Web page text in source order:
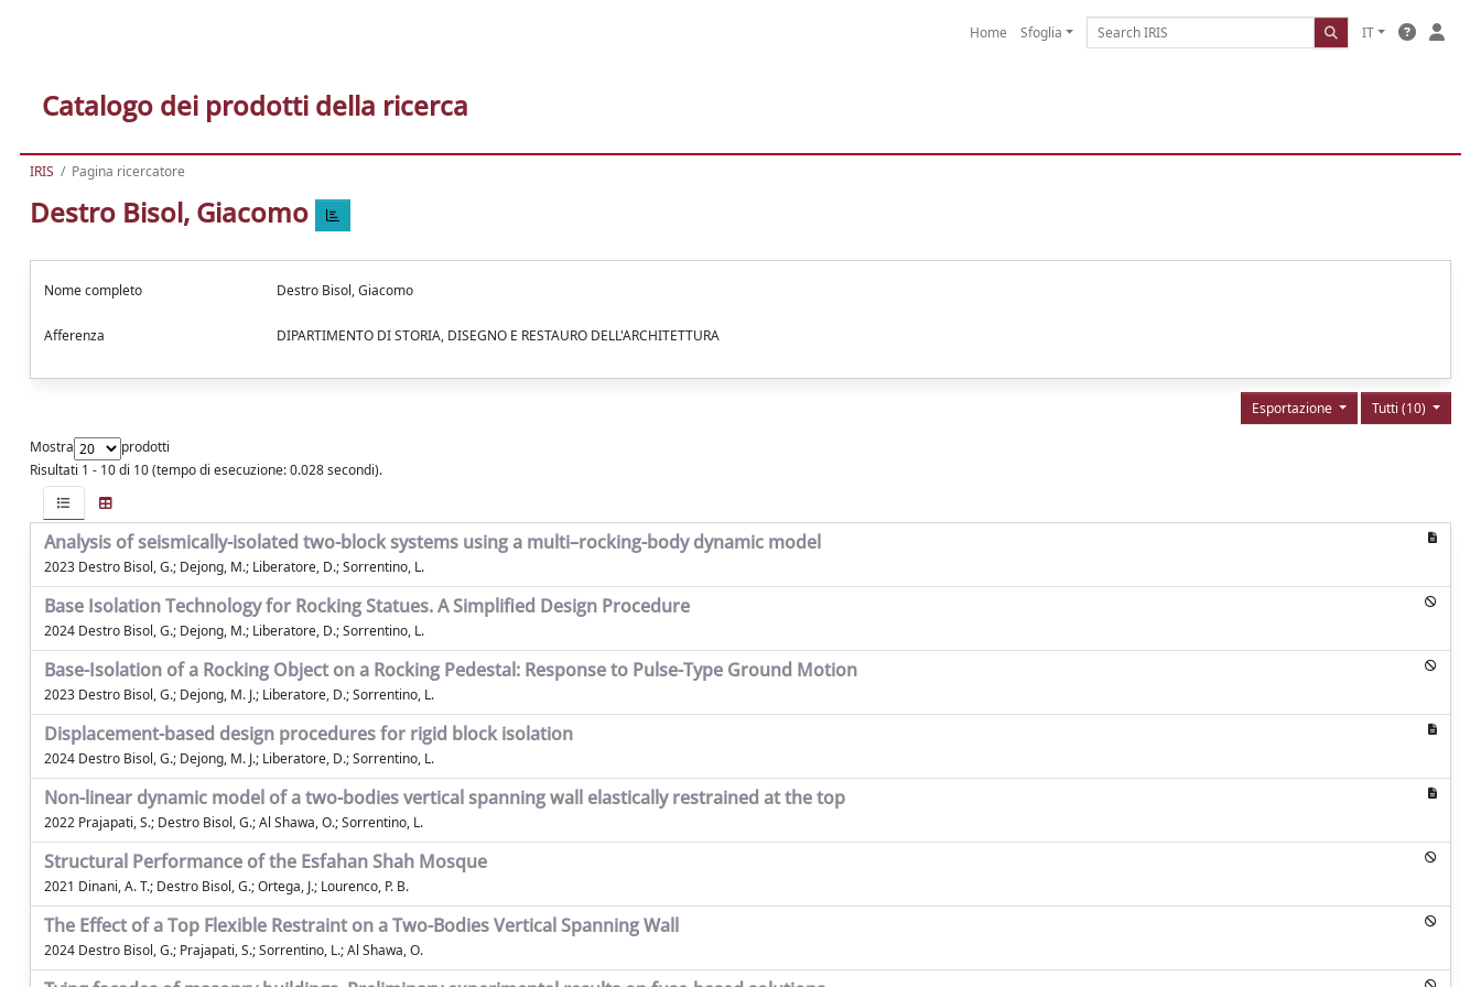
Home Sfoglia IT
Catalogo dei prodotti della ricerca
IRIS Pagina ricercatore
Destro Bisol, Giacomo
Nome completo Destro Bisol, Giacomo
Afferenza DIPARTIMENTO DI STORIA, DISEGNO E RESTAURO DELL'ARCHITETTURA
Tutti (10)
Esportazione
Mostra
prodotti
Risultati 1 - 10 di 10 (tempo di esecuzione: 0.028 secondi).
Analysis of seismically-isolated two-block systems using a multi–rocking-body dynamic model
2023 Destro Bisol, G.; Dejong, M.; Liberatore, D.; Sorrentino, L.
Base Isolation Technology for Rocking Statues. A Simplified Design Procedure
2024 Destro Bisol, G.; Dejong, M.; Liberatore, D.; Sorrentino, L.
Base-Isolation of a Rocking Object on a Rocking Pedestal: Response to Pulse-Type Ground Motion
2023 Destro Bisol, G.; Dejong, M. J.; Liberatore, D.; Sorrentino, L.
Displacement-based design procedures for rigid block isolation
2024 Destro Bisol, G.; Dejong, M. J.; Liberatore, D.; Sorrentino, L.
Non-linear dynamic model of a two-bodies vertical spanning wall elastically restrained at the top
2022 Prajapati, S.; Destro Bisol, G.; Al Shawa, O.; Sorrentino, L.
Structural Performance of the Esfahan Shah Mosque
2021 Dinani, A. T.; Destro Bisol, G.; Ortega, J.; Lourenco, P. B.
The Effect of a Top Flexible Restraint on a Two-Bodies Vertical Spanning Wall
2024 Destro Bisol, G.; Prajapati, S.; Sorrentino, L.; Al Shawa, O.